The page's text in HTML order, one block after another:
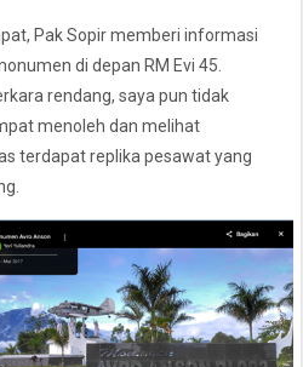
Pak Sopir memberi informasi
di depan RM Evi 45.
rendang, saya pun tidak
menoleh dan melihat
terdapat replika pesawat yang